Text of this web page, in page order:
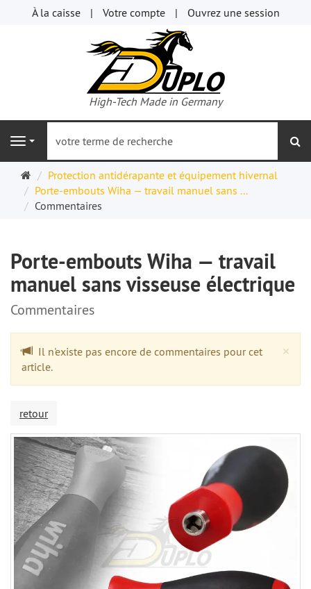
À la caisse Votre compte Ouvrez une session
High-Tech Made in Germany
Navigation
Page
d'accueil
Protection antidérapante et équipement hivernal
Porte-embouts Wiha — travail manuel sans ...
Commentaires
Porte-embouts Wiha — travail
manuel sans visseuse électrique
Commentaires
×
Il n'existe pas encore de commentaires pour cet
article.
retour